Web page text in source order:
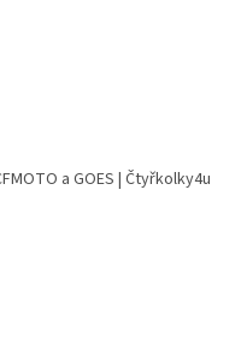
a GOES | Čtyřkolky4u